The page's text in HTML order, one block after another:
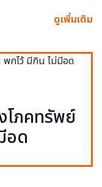
ดูเพิ่มเติม
โภคทรัพย์
อด